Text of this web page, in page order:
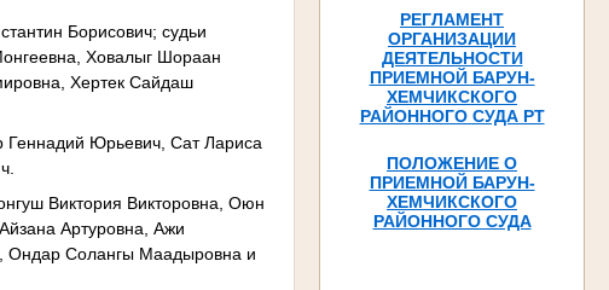
РЕГЛАМЕНТ
ОРГАНИЗАЦИИ
ДЕЯТЕЛЬНОСТИ
ПРИЕМНОЙ БАРУН-
ХЕМЧИКСКОГО
РАЙОННОГО СУДА РТ
ПОЛОЖЕНИЕ О
ПРИЕМНОЙ БАРУН-
ХЕМЧИКСКОГО
РАЙОННОГО СУДА
Борисович; судьи
Ховалыг Шораан
Хертек Сайдаш
Геннадий Юрьевич, Сат Лариса
Виктория Викторовна, Оюн
Артуровна, Ажи
Ондар Солангы Маадыровна и